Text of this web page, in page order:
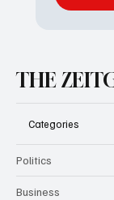
THE
Categories
Politics
Business